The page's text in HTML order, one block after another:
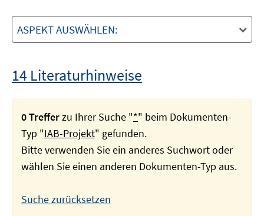
ASPEKT AUSWÄHLEN:
14 Literaturhinweise
0 Trefferzu Ihrer Suche "*" beim Dokumenten-
Typ "IAB-Projekt" gefunden.
Bitte verwenden Sie ein anderes Suchwort oder
wählen Sie einen anderen Dokumenten-Typ aus.
Suche zurücksetzen